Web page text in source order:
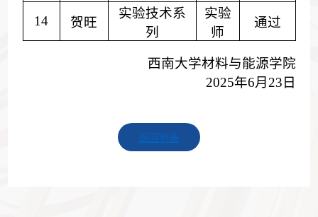
14 贺旺
实验技术系
列
实验
师
通过
西南大学材料与能源学院
2025年6月 23 日
返回列表